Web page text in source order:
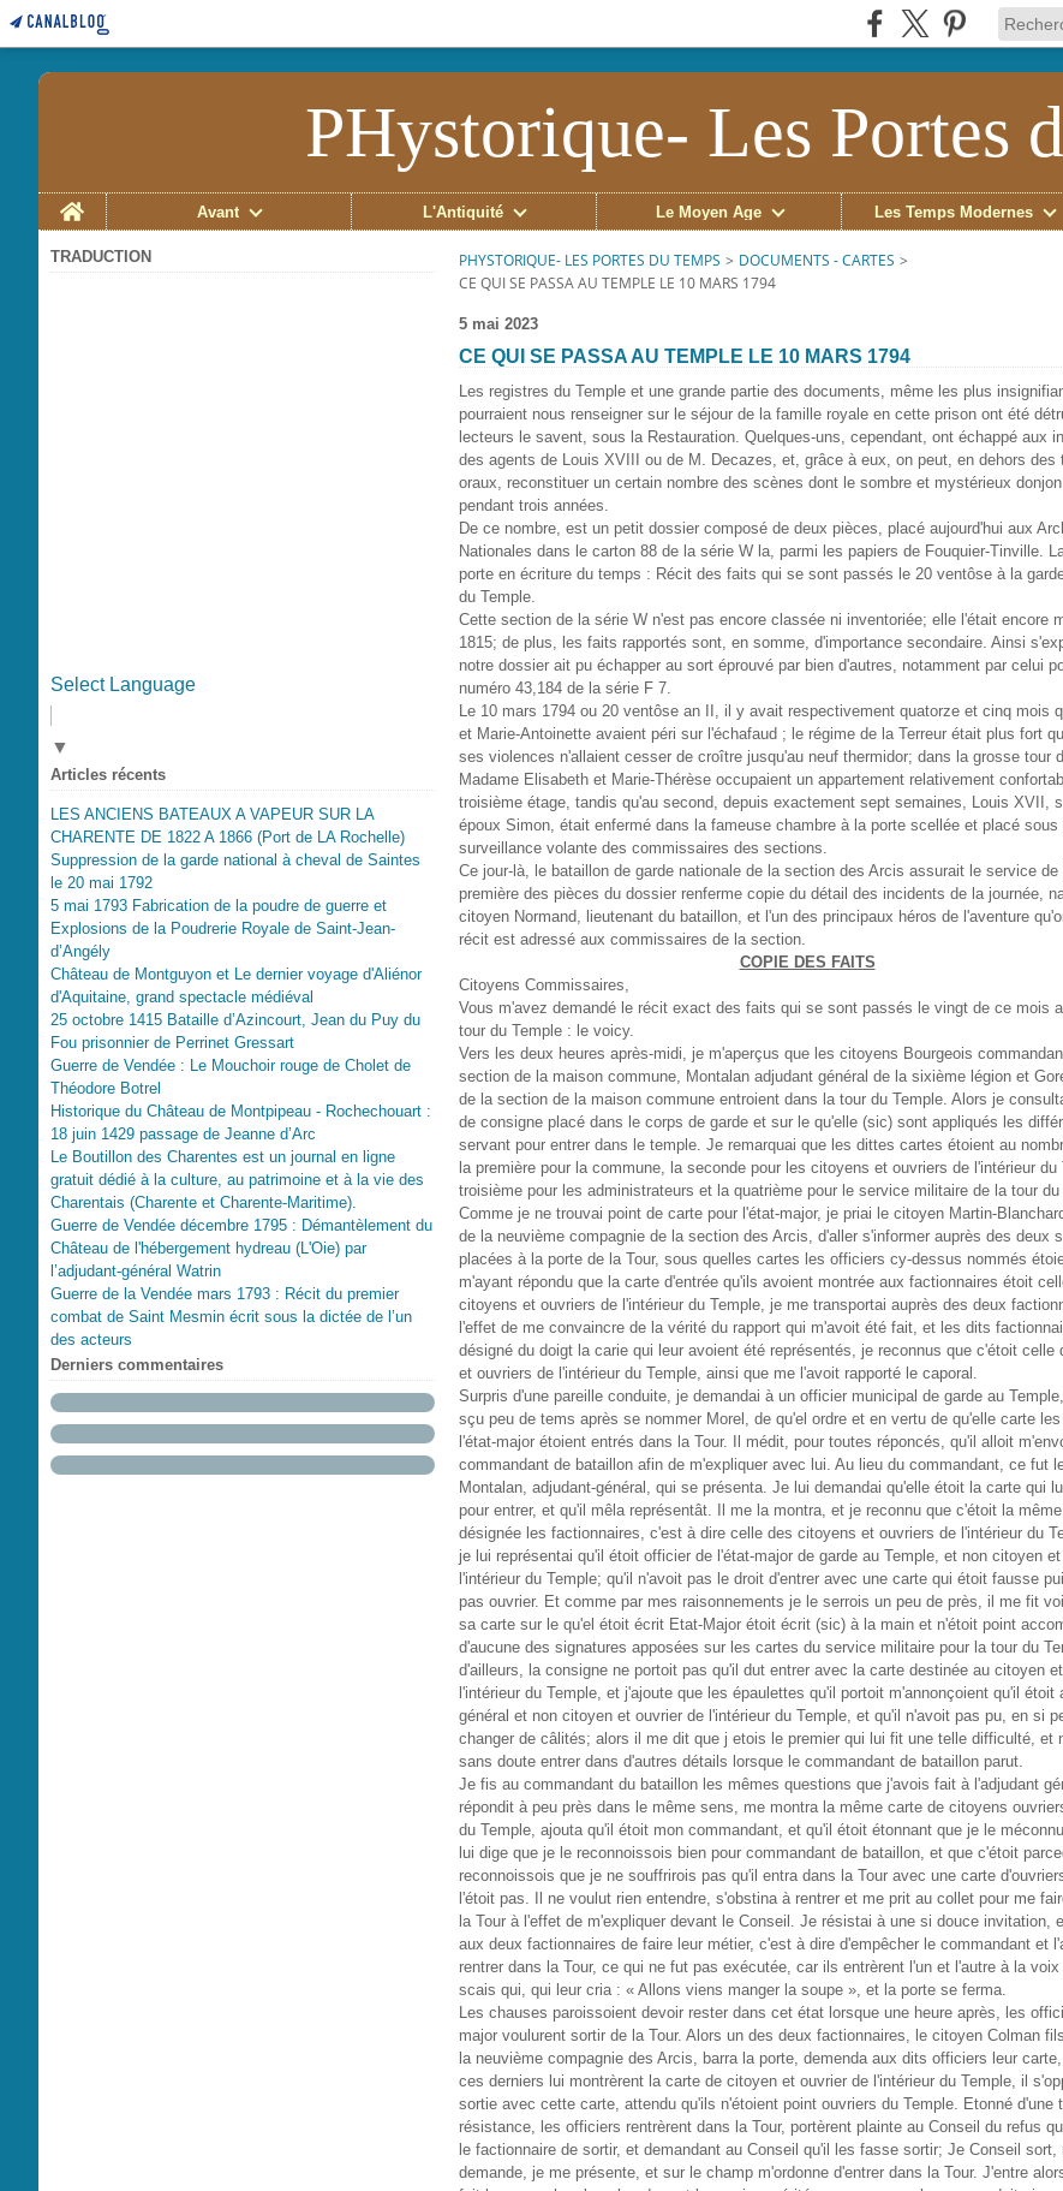
PHystorique- Les Portes
Home
Avant L'Antiquité Le Moyen Âge Les Temps Modernes
TRADUCTION
Select Language
▼
Articles récents
LES ANCIENS BATEAUX A VAPEUR SUR LA
CHARENTE DE 1822 A 1866 (Port de LA Rochelle)
Suppression de la garde national à cheval de Saintes
le 20 mai 1792
5 mai 1793 Fabrication de la poudre de guerre et
Explosions de la Poudrerie Royale de Saint-Jean-
d’Angély
Château de Montguyon et Le dernier voyage d'Aliénor
d'Aquitaine, grand spectacle médiéval
25 octobre 1415 Bataille d’Azincourt, Jean du Puy du
Fou prisonnier de Perrinet Gressart
Guerre de Vendée : Le Mouchoir rouge de Cholet de
Théodore Botrel
Historique du Château de Montpipeau - Rochechouart :
18 juin 1429 passage de Jeanne d’Arc
Le Boutillon des Charentes est un journal en ligne
gratuit dédié à la culture, au patrimoine et à la vie des
Charentais (Charente et Charente-Maritime).
Guerre de Vendée décembre 1795 : Démantèlement du
Château de l'hébergement hydreau (L'Oie) par
l’adjudant-général Watrin
Guerre de la Vendée mars 1793 : Récit du premier
combat de Saint Mesmin écrit sous la dictée de l’un
des acteurs
Derniers commentaires
PHYSTORIQUE- LES PORTES DU TEMPS > DOCUMENTS - CARTES >
CE QUI SE PASSA AU TEMPLE LE 10 MARS 1794
5 mai 2023
CE QUI SE PASSA AU TEMPLE LE 10 MARS 1794
Les registres du Temple et une grande partie des documents, même les plus
pourraient nous renseigner sur le séjour de la famille royale en cette prison ont été
lecteurs le savent, sous la Restauration. Quelques-uns, cependant, ont échappé aux
des agents de Louis XVIII ou de M. Decazes, et, grâce à eux, on peut, en dehors des
oraux, reconstituer un certain nombre des scènes dont le sombre et mystérieux
pendant trois années.
De ce nombre, est un petit dossier composé de deux pièces, placé aujourd'hui aux
Nationales dans le carton 88 de la série W la, parmi les papiers de Fouquier-Tinville.
porte en écriture du temps : Récit des faits qui se sont passés le 20 ventôse à la
du Temple.
Cette section de la série W n'est pas encore classée ni inventoriée; elle l'était encore
1815; de plus, les faits rapportés sont, en somme, d'importance secondaire. Ainsi
notre dossier ait pu échapper au sort éprouvé par bien d'autres, notamment par celui
numéro 43,184 de la série F 7.
Le 10 mars 1794 ou 20 ventôse an II, il y avait respectivement quatorze et cinq mois
et Marie-Antoinette avaient péri sur l'échafaud ; le régime de la Terreur était plus fort
ses violences n'allaient cesser de croître jusqu'au neuf thermidor; dans la grosse tour
Madame Elisabeth et Marie-Thérèse occupaient un appartement relativement
troisième étage, tandis qu'au second, depuis exactement sept semaines, Louis XVII,
époux Simon, était enfermé dans la fameuse chambre à la porte scellée et placé sous
surveillance volante des commissaires des sections.
Ce jour-là, le bataillon de garde nationale de la section des Arcis assurait le service
première des pièces du dossier renferme copie du détail des incidents de la journée,
citoyen Normand, lieutenant du bataillon, et l'un des principaux héros de l'aventure
récit est adressé aux commissaires de la section.
COPIE DES FAITS
Citoyens Commissaires,
Vous m'avez demandé le récit exact des faits qui se sont passés le vingt de ce mois
tour du Temple : le voicy.
Vers les deux heures après-midi, je m'aperçus que les citoyens Bourgeois
section de la maison commune, Montalan adjudant général de la sixième légion et
de la section de la maison commune entroient dans la tour du Temple. Alors je
de consigne placé dans le corps de garde et sur le qu'elle (sic) sont appliqués les
servant pour entrer dans le temple. Je remarquai que les dittes cartes étoient au
la première pour la commune, la seconde pour les citoyens et ouvriers de l'intérieur du
troisième pour les administrateurs et la quatrième pour le service militaire de la tour du
Comme je ne trouvai point de carte pour l'état-major, je priai le citoyen Martin-
de la neuvième compagnie de la section des Arcis, d'aller s'informer auprès des deux
placées à la porte de la Tour, sous quelles cartes les officiers cy-dessus nommés
m'ayant répondu que la carte d'entrée qu'ils avoient montrée aux factionnaires étoit
citoyens et ouvriers de l'intérieur du Temple, je me transportai auprès des deux
l'effet de me convaincre de la vérité du rapport qui m'avoit été fait, et les dits
désigné du doigt la carie qui leur avoient été représentés, je reconnus que c'étoit celle
et ouvriers de l'intérieur du Temple, ainsi que me l'avoit rapporté le caporal.
Surpris d'une pareille conduite, je demandai à un officier municipal de garde au
sçu peu de tems après se nommer Morel, de qu'el ordre et en vertu de qu'elle carte
l'état-major étoient entrés dans la Tour. Il médit, pour toutes réponcés, qu'il alloit
commandant de bataillon afin de m'expliquer avec lui. Au lieu du commandant, ce fut
Montalan, adjudant-général, qui se présenta. Je lui demandai qu'elle étoit la carte qui
pour entrer, et qu'il mêla représentât. Il me la montra, et je reconnu que c'étoit la
désignée les factionnaires, c'est à dire celle des citoyens et ouvriers de l'intérieur du
je lui représentai qu'il étoit officier de l'état-major de garde au Temple, et non citoyen
l'intérieur du Temple; qu'il n'avoit pas le droit d'entrer avec une carte qui étoit fausse
pas ouvrier. Et comme par mes raisonnements je le serrois un peu de près, il me fit
sa carte sur le qu'el étoit écrit Etat-Major étoit écrit (sic) à la main et n'étoit point
d'aucune des signatures apposées sur les cartes du service militaire pour la tour du
d'ailleurs, la consigne ne portoit pas qu'il dut entrer avec la carte destinée au citoyen
l'intérieur du Temple, et j'ajoute que les épaulettes qu'il portoit m'annonçoient qu'il étoit
général et non citoyen et ouvrier de l'intérieur du Temple, et qu'il n'avoit pas pu, en si
changer de câlités; alors il me dit que j etois le premier qui lui fit une telle difficulté, et
sans doute entrer dans d'autres détails lorsque le commandant de bataillon parut.
Je fis au commandant du bataillon les mêmes questions que j'avois fait à l'adjudant
répondit à peu près dans le même sens, me montra la même carte de citoyens
du Temple, ajouta qu'il étoit mon commandant, et qu'il étoit étonnant que je le
lui dige que je le reconnoissois bien pour commandant de bataillon, et que c'étoit
reconnoissois que je ne souffrirois pas qu'il entra dans la Tour avec une carte
l'étoit pas. Il ne voulut rien entendre, s'obstina à rentrer et me prit au collet pour me
la Tour à l'effet de m'expliquer devant le Conseil. Je résistai à une si douce invitation,
aux deux factionnaires de faire leur métier, c'est à dire d'empêcher le commandant et
rentrer dans la Tour, ce qui ne fut pas exécutée, car ils entrèrent l'un et l'autre à la
scais qui, qui leur cria : « Allons viens manger la soupe », et la porte se ferma.
Les chauses paroissoient devoir rester dans cet état lorsque une heure après, les
major voulurent sortir de la Tour. Alors un des deux factionnaires, le citoyen Colman
la neuvième compagnie des Arcis, barra la porte, demenda aux dits officiers leur
ces derniers lui montrèrent la carte de citoyen et ouvrier de l'intérieur du Temple, il
sortie avec cette carte, attendu qu'ils n'étoient point ouvriers du Temple. Etonné d'une
résistance, les officiers rentrèrent dans la Tour, portèrent plainte au Conseil du refus
le factionnaire de sortir, et demandant au Conseil qu'il les fasse sortir; Je Conseil sort,
demande, je me présente, et sur le champ m'ordonne d'entrer dans la Tour. J'entre